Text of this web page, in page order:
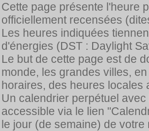
Cette page présente l'heure
officiellement recensées
Les heures indiquées
d'énergies (DST : Daylight
Le but de cette page est de
monde, les grandes villes,
horaires, des heures locales
Un calendrier perpétuel
accessible via le lien
le jour (de semaine) de votre